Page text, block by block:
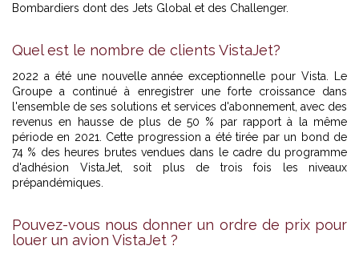
Bombardiers dont des Jets Global et des Challenger.
Quel est le nombre de clients VistaJet?
2022 a été une nouvelle année exceptionnelle pour Vista. Le
Groupe a continué à enregistrer une forte croissance dans
l'ensemble de ses solutions et services d'abonnement, avec des
revenus en hausse de plus de 50 % par rapport à la même
période en 2021. Cette progression a été tirée par un bond de
74 % des heures brutes vendues dans le cadre du programme
d'adhésion VistaJet, soit plus de trois fois les niveaux
prépandémiques.
Pouvez-vous nous donner un ordre de prix pour
louer un avion VistaJet ?